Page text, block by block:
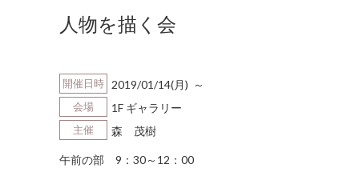
人物を描く会
開催日時 2019/01/14(月) ～
会場 1F ギャラリー
主催 森 茂樹
午前の部 9：30～12：00